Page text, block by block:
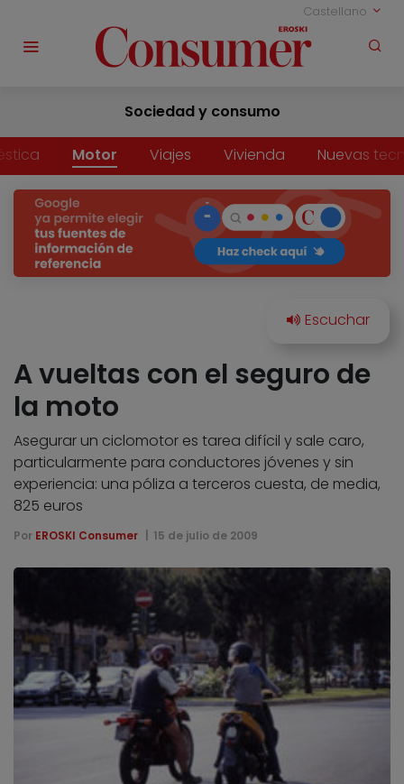
Castellano
Sociedad y consumo
Motor Viajes Vivienda Nuevas
A vueltas con el seguro de
la moto
Asegurar un ciclomotor es tarea difícil y sale caro,
particularmente para conductores jóvenes y sin
experiencia: una póliza a terceros cuesta, de media,
825 euros
Por EROSKI Consumer 15 de julio de 2009